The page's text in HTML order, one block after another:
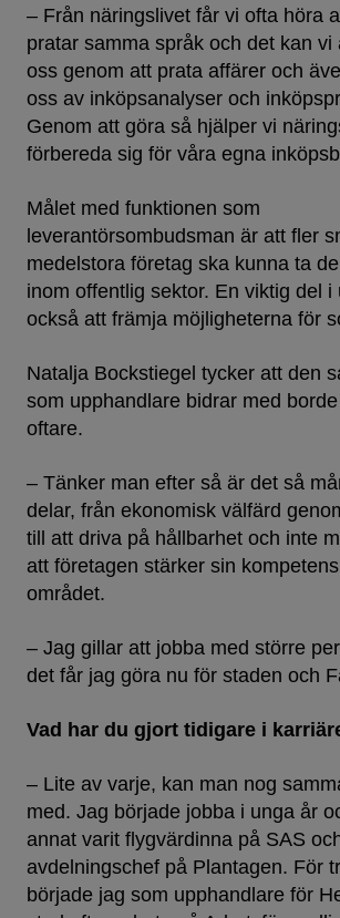
– Från näringslivet får vi ofta höra
pratar samma språk och det kan vi
oss genom att prata affärer och
oss av inköpsanalyser och
Genom att göra så hjälper vi
förbereda sig för våra egna
Målet med funktionen som
leverantörsombudsman är att fler
medelstora företag ska kunna ta
inom offentlig sektor. En viktig del i
också att främja möjligheterna för
Natalja Bockstiegel tycker att den
som upphandlare bidrar med
oftare.
– Tänker man efter så är det så
delar, från ekonomisk välfärd
till att driva på hållbarhet och inte
att företagen stärker sin
området.
– Jag gillar att jobba med större
det får jag göra nu för staden och
Vad har du gjort tidigare i
– Lite av varje, kan man nog
med. Jag började jobba i unga år
annat varit flygvärdinna på SAS
avdelningschef på Plantagen. För
började jag som upphandlare för